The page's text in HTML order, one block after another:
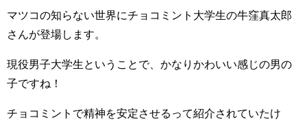
マツコの知らない世界にチョコミント大学生の牛窪真太郎
さんが登場します。
現役男子大学生ということで、かなりかわいい感じの男の
子ですね！
チョコミントで精神を安定させるって紹介されていたけ